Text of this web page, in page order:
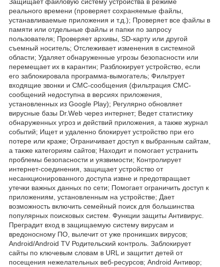
реального времени (проверяет сохраняемые файлы,
устанавливаемые приложения и т.д.); Проверяет все файлы в
памяти или отдельные файлы и папки по запросу
пользователя; Проверяет архивы, SD-карту или другой
съемный носитель; Отслеживает изменения в системной
области; Удаляет обнаруженные угрозы безопасности или
перемещает их в карантин; Разблокирует устройство, если
его заблокировала программа-вымогатель; Фильтрует
входящие звонки и СМС-сообщения (фильтрация СМС-
сообщений недоступна в версиях приложения,
установленных из Google Play); Регулярно обновляет
вирусные базы Dr.Web через интернет; Ведет статистику
обнаруженных угроз и действий приложения, а также журнал
событий; Ищет и удаленно блокирует устройство при его
потере или краже; Ограничивает доступ к выбранным сайтам,
а также категориям сайтов; Находит и помогает устранить
проблемы безопасности и уязвимости; Контролирует
интернет-соединения, защищает устройство от
несанкционированного доступа извне и предотвращает
утечки важных данных по сети; Помогает ограничить доступ к
приложениям, установленным на устройстве; Дает
возможность включить семейный поиск для большинства
популярных поисковых систем. Функции защиты Антивирус.
Преградит вход в защищаемую систему вирусам и
вредоносному ПО, вылечит от уже проникших вирусов;
Android/Android TV Родительский контроль. Заблокирует
сайты по ключевым словам в URL и защитит детей от
посещения нежелательных веб-ресурсов; Android Антивор;